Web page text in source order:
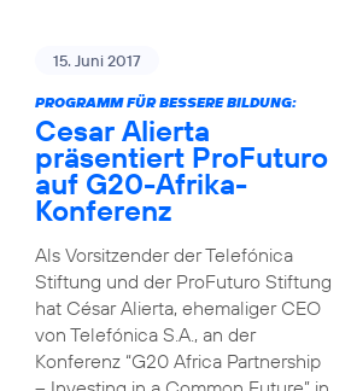
15. Juni 2017
PROGRAMM FÜR BESSERE BILDUNG:
Cesar Alierta
präsentiert ProFuturo
auf G20-Afrika-
Konferenz
Als Vorsitzender der Telefónica
Stiftung und der ProFuturo Stiftung
hat César Alierta, ehemaliger CEO
von Telefónica S.A., an der
Konferenz “G20 Africa Partnership